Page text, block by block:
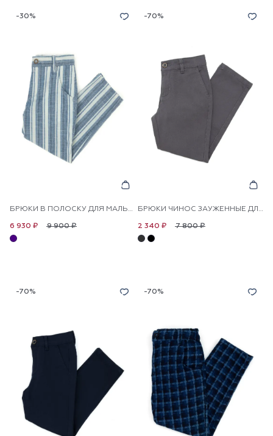
-30%
БРЮКИ В ПОЛОСКУ ДЛЯ МАЛЬЧИКОВ
9 900 ₽
6 930 ₽
-70%
БРЮКИ ЧИНОС ЗАУЖЕННЫЕ ДЛЯ МАЛЬЧИКОВ
7 800 ₽
2 340 ₽
-70% -70%